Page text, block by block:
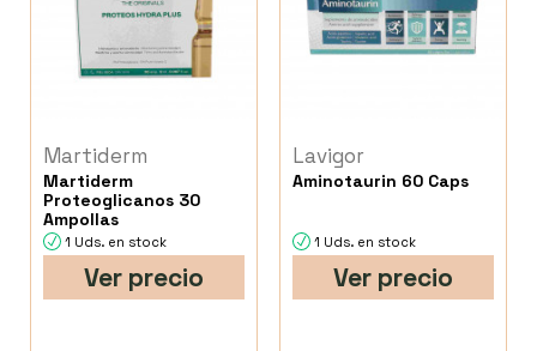
Martiderm
Martiderm
Proteoglicanos 30
Ampollas
1 Uds. en stock
Ver precio
Lavigor
Aminotaurin 60 Caps
1 Uds. en stock
Ver precio